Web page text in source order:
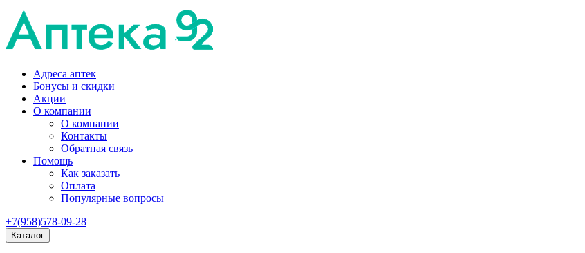
Адреса аптек
Бонусы и скидки
Акции
О компании
О компании
Контакты
Обратная связь
Помощь
Как заказать
Оплата
Популярные вопросы
+7(958)578-09-28
Каталог